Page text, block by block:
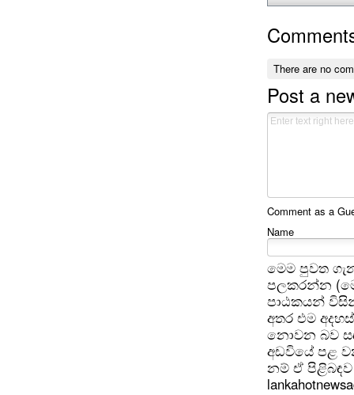
There are no
Post a
Comment as a
Name
මෙම පුවත
පලකරන්න
පාඨකයන්
අතර එම
නොවන බව
අඩවියේ පළ
නම් ඒ පිළිබඳව